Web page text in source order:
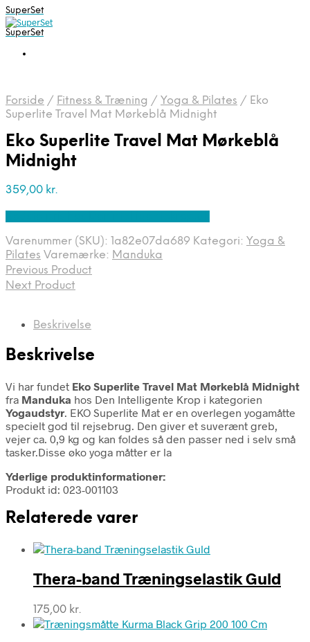
SuperSet
SuperSet
Forside / Fitness & Træning / Yoga & Pilates / Eko
Superlite Travel Mat Mørkeblå Midnight
Eko Superlite Travel Mat Mørkeblå
Midnight
359,00 kr.
Varenummer (SKU): 1a82e07da689 Kategori: Yoga &
Pilates Varemærke: Manduka
Previous Product
Next Product
Beskrivelse
Beskrivelse
Vi har fundet Eko Superlite Travel Mat Mørkeblå Midnight
fra Manduka hos Den Intelligente Krop i kategorien
Yogaudstyr. EKO Superlite Mat er en overlegen yogamåtte
specielt god til rejsebrug. Den giver et suverænt greb,
vejer ca. 0,9 kg og kan foldes så den passer ned i selv små
tasker.Disse øko yoga måtter er la
Yderlige produktinformationer:
Produkt id: 023-001103
Relaterede varer
Thera-band Træningselastik Guld
175,00 kr.